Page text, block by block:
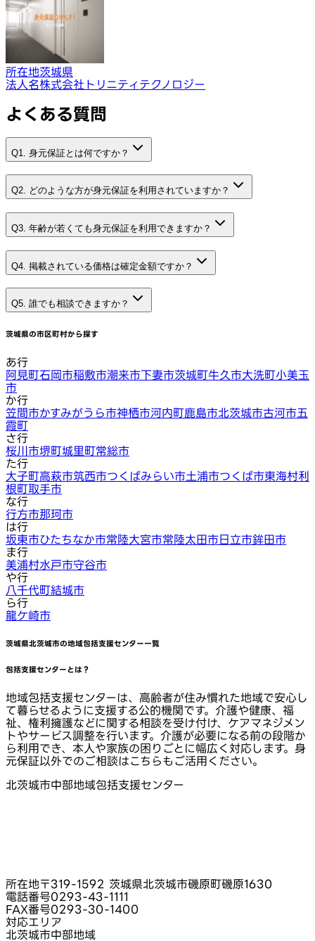
所在地茨城県
法人名株式会社トリニティテクノロジー
よくある質問
Q1. 身元保証とは何ですか？
Q2. どのような方が身元保証を利用されていますか？
Q3. 年齢が若くても身元保証を利用できますか？
Q4. 掲載されている価格は確定金額ですか？
Q5. 誰でも相談できますか？
茨城県の市区町村から探す
あ行
阿見町石岡市稲敷市潮来市下妻市茨城町牛久市大洗町小美玉
市
か行
笠間市かすみがうら市神栖市河内町鹿島市北茨城市古河市五
霞町
さ行
桜川市堺町城里町常総市
た行
大子町高萩市筑西市つくばみらい市土浦市つくば市東海村利
根町取手市
な行
行方市那珂市
は行
坂東市ひたちなか市常陸大宮市常陸太田市日立市鉾田市
ま行
美浦村水戸市守谷市
や行
八千代町結城市
ら行
龍ケ崎市
茨城県北茨城市の地域包括支援センター一覧
包括支援センターとは？
地域包括支援センターは、高齢者が住み慣れた地域で安心し
て暮らせるように支援する公的機関です。介護や健康、福
祉、権利擁護などに関する相談を受け付け、ケアマネジメン
トやサービス調整を行います。介護が必要になる前の段階か
ら利用でき、本人や家族の困りごとに幅広く対応します。身
元保証以外でのご相談はこちらもご活用ください。
北茨城市中部地域包括支援センター
所在地〒319-1592 茨城県北茨城市磯原町磯原1630
電話番号0293-43-1111
FAX番号0293-30-1400
対応エリア
北茨城市中部地域